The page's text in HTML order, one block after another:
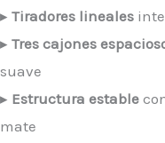
▸ Tiradores lineales
▸ Tres cajones
suave
▸ Estructura estable
mate